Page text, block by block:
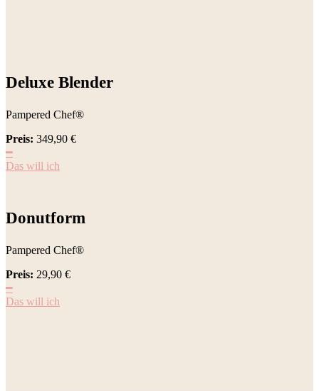
Deluxe Blender
Pampered Chef®
Preis: 349,90 €
━
Das will ich
Donutform
Pampered Chef®
Preis: 29,90 €
━
Das will ich